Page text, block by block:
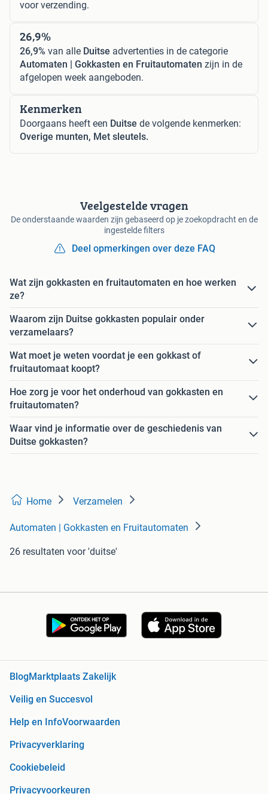
voor verzending.
26,9%
26,9% van alle Duitse advertenties in de categorie
Automaten | Gokkasten en Fruitautomaten zijn in de
afgelopen week aangeboden.
Kenmerken
Doorgaans heeft een Duitse de volgende kenmerken:
Overige munten, Met sleutels.
Veelgestelde vragen
De onderstaande waarden zijn gebaseerd op je zoekopdracht en de
ingestelde filters
Deel opmerkingen over deze FAQ
Wat zijn gokkasten en fruitautomaten en hoe werken
ze?
Waarom zijn Duitse gokkasten populair onder
verzamelaars?
Wat moet je weten voordat je een gokkast of
fruitautomaat koopt?
Hoe zorg je voor het onderhoud van gokkasten en
fruitautomaten?
Waar vind je informatie over de geschiedenis van
Duitse gokkasten?
Home Verzamelen
Automaten | Gokkasten en Fruitautomaten
26 resultaten voor 'duitse'
BlogMarktplaats Zakelijk
Veilig en Succesvol
Help en InfoVoorwaarden
Privacyverklaring
Cookiebeleid
Privacyvoorkeuren